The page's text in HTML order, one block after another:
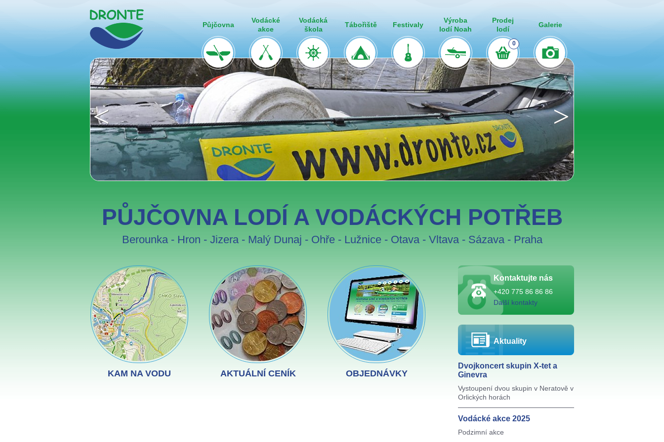
Půjčovna
Vodácké
akce
Vodácká
škola
Tábořiště Festivaly
Výroba
lodí Noah
Prodej
lodí
0
Galerie
>
<
PŮJČOVNA LODÍ A VODÁCKÝCH POTŘEB
Berounka- Hron - Jizera- Malý Dunaj - Ohře- Lužnice- Otava- Vltava- Sázava- Praha
KAM NA VODU AKTUÁLNÍ CENÍK OBJEDNÁVKY
Kontaktujte nás
+420 775 86 86 86
Další kontakty
Aktuality
Dvojkoncert skupin X-tet a
Ginevra
Vystoupení dvou skupin v Neratově v
Orlických horách
Vodácké akce 2025
Podzimní akce